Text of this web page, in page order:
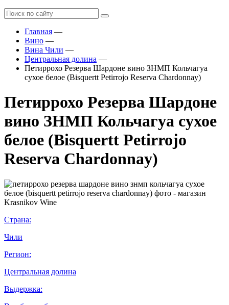
Главная —
Вино —
Вина Чили —
Центральная долина —
Петиррохо Резерва Шардоне вино ЗНМП Кольчагуа
сухое белое (Bisquertt Petirrojo Reserva Chardonnay)
Петиррохо Резерва Шардоне
вино ЗНМП Кольчагуа сухое
белое (Bisquertt Petirrojo
Reserva Chardonnay)
Страна:
Чили
Регион:
Центральная долина
Выдержка: